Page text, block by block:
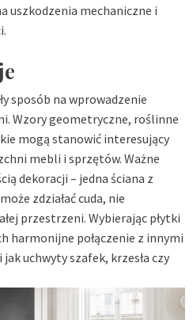
uszkodzenia mechaniczne i
sposób na wprowadzenie
Wzory geometryczne, roślinne
mogą stanowić interesujący
mebli i sprzętów. Ważne
dekoracji – jedna ściana z
zdziałać cuda, nie
przestrzeni. Wybierając płytki
harmonijne połączenie z innymi
uchwyty szafek, krzesła czy